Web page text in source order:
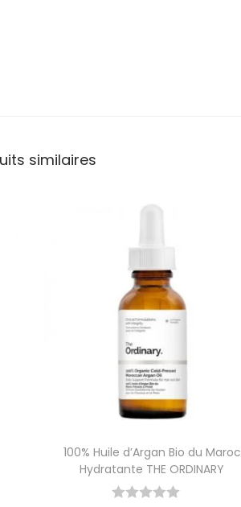
similaires
100% Huile d’Argan Bio du Maroc
Hydratante THE ORDINARY